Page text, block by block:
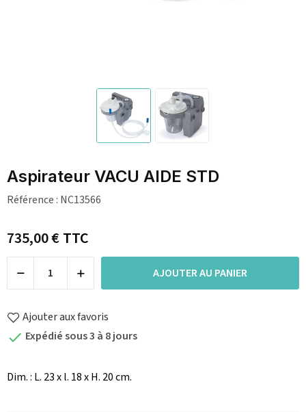
Aspirateur VACU AIDE STD
Référence : NC13566
735,00 €TTC
AJOUTER AU PANIER
Ajouter aux favoris
 Expédié sous 3 à 8 jours
Dim. : L. 23 x l. 18 x H. 20 cm.